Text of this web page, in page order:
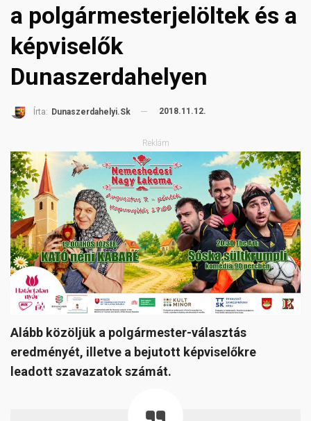
a polgármesterjelöltek és a
képviselők
Dunaszerdahelyen
Írta: Dunaszerdahelyi.sk 2018.11.12.
Reklám
Alább közöljük a polgármester-választás
eredményét, illetve a bejutott képviselőkre
leadott szavazatok számát.